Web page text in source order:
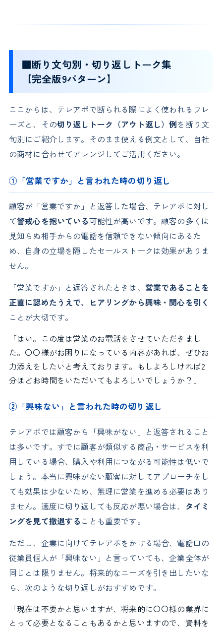
■断り文句別・切り返しトーク集
【完全版9パターン】
ここからは、テレアポで断られる際によく使われるフレ
ーズと、その切り返しトーク（アウト返し）例を断り文
句別にご紹介します。そのまま使える例文として、自社
の商材に合わせてアレンジしてご活用ください。
①「営業ですか」と言われた時の切り返し
顧客が「営業ですか」と返答した場合、テレアポに対し
て警戒心を抱いている可能性が高いです。顧客の多くは
見知らぬ相手からの電話を信頼できない傾向にあるた
め、自身の立場を隠したセールストークは効果がありま
せん。
「営業ですか」と返答されたときは、 営業であることを
正直に認めたうえで、ヒアリングから興味・関心を引く
ことが大切です。
「はい。この度は営業のお電話をさせていただきまし
た。〇〇様がお困りになっている内容があれば、ぜひお
力添えをしたいと考えております。もしよろしければ2
分ほどお時間をいただいてもよろしいでしょうか？」
②「興味ない」と言われた時の切り返し
テレアポでは顧客から「興味がない」と返答されること
は多いです。すでに顧客が類似する商品・サービスを利
用している場合、購入や利用につながる可能性は低いで
しょう。本当に興味がない顧客に対してアプローチをし
ても効果は少ないため、無理に営業を進める必要はあり
ません。適度に切り返しても反応が悪い場合は、 タイミ
ングを見て撤退する ことも重要です。
ただし、企業に向けてテレアポをかける場合、電話口の
従業員個人が「興味ない」と言っていても、企業全体が
同じとは限りません。将来的なニーズを引き出したいな
ら、次のような切り返しがおすすめです。
「現在は不要かと思いますが、将来的に〇〇様の業界に
とって必要となることもあるかと思いますので、資料を